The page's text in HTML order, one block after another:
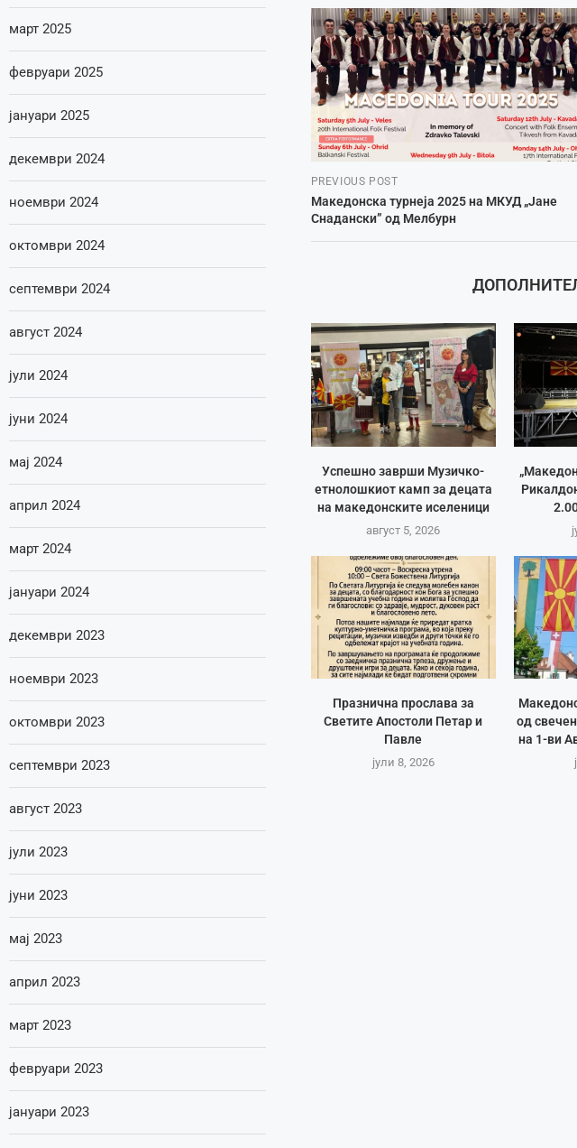
PREVIOUS POST
Македонска турнеја 2025 на МКУД „Јане
Снадански” од Мелбурн
Успешно заврши Музичко-
етнолошкиот камп за децата
на македонските иселеници
август 5, 2026
Празнична прослава за
Светите Апостоли Петар и
Павле
јули 8, 2026
од
на 1-ви
март 2025
февруари 2025
јануари 2025
декември 2024
ноември 2024
октомври 2024
септември 2024
август 2024
јули 2024
јуни 2024
мај 2024
април 2024
март 2024
јануари 2024
декември 2023
ноември 2023
октомври 2023
септември 2023
август 2023
јули 2023
јуни 2023
мај 2023
април 2023
март 2023
февруари 2023
јануари 2023